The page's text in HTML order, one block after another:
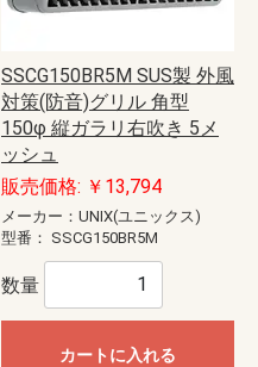
SSCG150BR5M SUS製 外風
対策(防音)グリル 角型
150φ 縦ガラリ右吹き 5メ
ッシュ
販売価格: ￥13,794
メーカー：UNIX(ユニックス)
型番： SSCG150BR5M
数量
カートに入れる